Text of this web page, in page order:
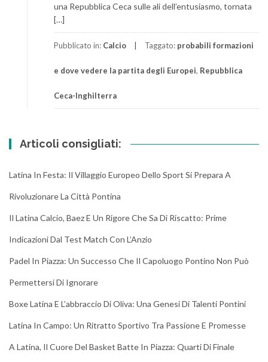
una Repubblica Ceca sulle ali dell’entusiasmo, tornata
[…]
Pubblicato in: Calcio Taggato: probabili formazioni
e dove vedere la partita degli Europei, Repubblica
Ceca-Inghilterra
Articoli consigliati:
Latina In Festa: Il Villaggio Europeo Dello Sport Si Prepara A
Rivoluzionare La Città Pontina
Il Latina Calcio, Baez E Un Rigore Che Sa Di Riscatto: Prime
Indicazioni Dal Test Match Con L’Anzio
Padel In Piazza: Un Successo Che Il Capoluogo Pontino Non Può
Permettersi Di Ignorare
Boxe Latina E L’abbraccio Di Oliva: Una Genesi Di Talenti Pontini
Latina In Campo: Un Ritratto Sportivo Tra Passione E Promesse
A Latina, Il Cuore Del Basket Batte In Piazza: Quarti Di Finale